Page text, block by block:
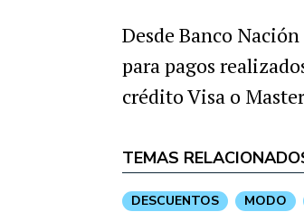
Desde Banco
para pagos
crédito Visa o
TEMAS
DESCUENTOS MODO